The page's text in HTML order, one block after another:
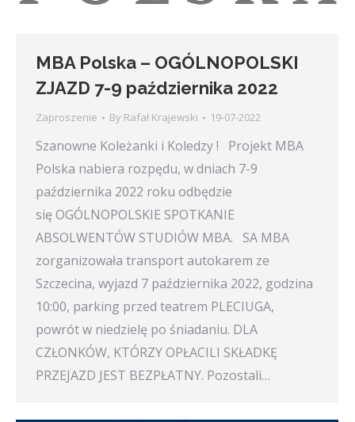
MBA Polska – OGÓLNOPOLSKI
ZJAZD 7-9 października 2022
Zaproszenie By Rafał Krajewski 19-07-2022
Szanowne Koleżanki i Koledzy ! Projekt MBA
Polska nabiera rozpędu, w dniach 7-9
października 2022 roku odbędzie
się OGÓLNOPOLSKIE SPOTKANIE
ABSOLWENTÓW STUDIÓW MBA. SA MBA
zorganizowała transport autokarem ze
Szczecina, wyjazd 7 października 2022, godzina
10:00, parking przed teatrem PLECIUGA,
powrót w niedzielę po śniadaniu. DLA
CZŁONKÓW, KTÓRZY OPŁACILI SKŁADKĘ
PRZEJAZD JEST BEZPŁATNY. Pozostali…